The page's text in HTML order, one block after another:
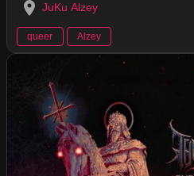
JuKu Alzey
queer Alzey